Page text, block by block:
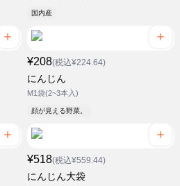
国内産
¥208(税込¥224.64)
にんじん
M1袋(2~3本入)
顔が見える野菜。
¥518(税込¥559.44)
にんじん大袋